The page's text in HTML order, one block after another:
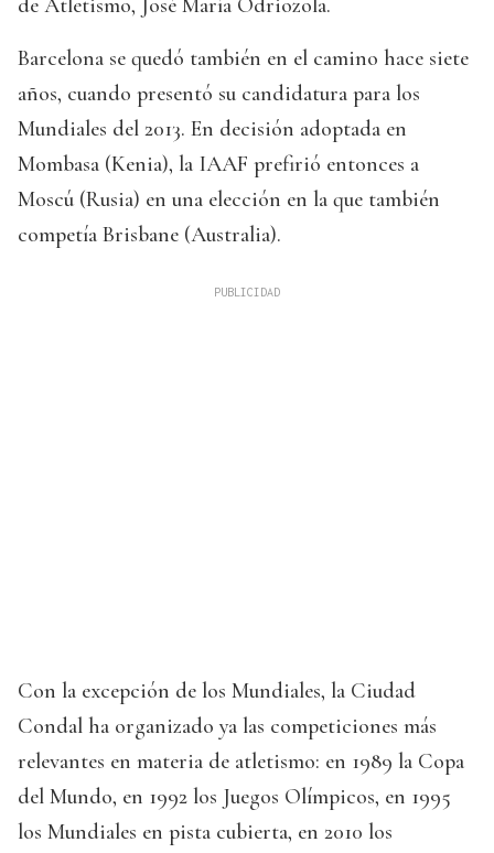
de Atletismo, José María Odriozola.
Barcelona se quedó también en el camino hace siete
años, cuando presentó su candidatura para los
Mundiales del 2013. En decisión adoptada en
Mombasa (Kenia), la IAAF prefirió entonces a
Moscú (Rusia) en una elección en la que también
competía Brisbane (Australia).
Con la excepción de los Mundiales, la Ciudad
Condal ha organizado ya las competiciones más
relevantes en materia de atletismo: en 1989 la Copa
del Mundo, en 1992 los Juegos Olímpicos, en 1995
los Mundiales en pista cubierta, en 2010 los